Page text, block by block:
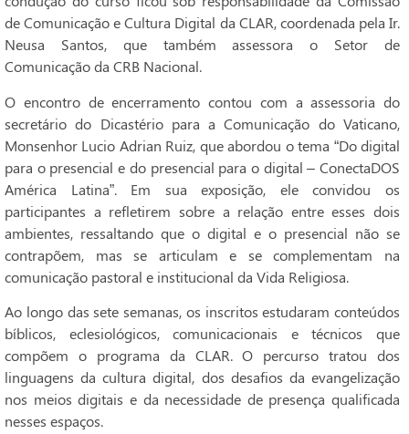
de Comunicação e Cultura Digital da CLAR, coordenada pela Ir.
Neusa Santos, que também assessora o Setor de
Comunicação da CRB Nacional.
O encontro de encerramento contou com a assessoria do
secretário do Dicastério para a Comunicação do Vaticano,
Monsenhor Lucio Adrian Ruiz, que abordou o tema “Do digital
para o presencial e do presencial para o digital – ConectaDOS
América Latina”. Em sua exposição, ele convidou os
participantes a refletirem sobre a relação entre esses dois
ambientes, ressaltando que o digital e o presencial não se
contrapõem, mas se articulam e se complementam na
comunicação pastoral e institucional da Vida Religiosa.
Ao longo das sete semanas, os inscritos estudaram conteúdos
bíblicos, eclesiológicos, comunicacionais e técnicos que
compõem o programa da CLAR. O percurso tratou dos
linguagens da cultura digital, dos desafios da evangelização
nos meios digitais e da necessidade de presença qualificada
nesses espaços.